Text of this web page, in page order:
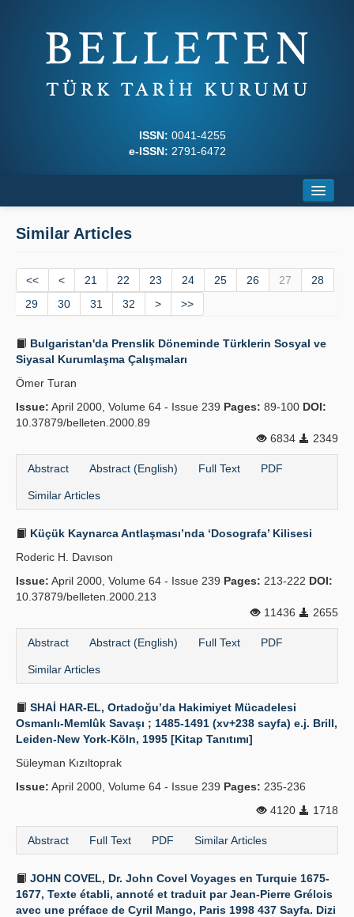
ISSN: 0041-4255
e-ISSN: 2791-6472
Journal Boards
Writing Rules
Principles
Guidelines
Similar Articles
<< < 21 22 23 24 25 26 27
28
29
30 31 32 > >>
Bulgaristan'da Prenslik Döneminde Türklerin Sosyal ve
Siyasal Kurumlaşma Çalışmaları
Ömer Turan
Issue: April 2000, Volume 64 - Issue 239 Pages: 89-100 DOI:
10.37879/belleten.2000.89
6834
2349
Abstract Abstract (English) Full Text PDF
Similar Articles
Küçük Kaynarca Antlaşması’nda ‘Dosografa’ Kilisesi
Roderic H. Davıson
Issue: April 2000, Volume 64 - Issue 239 Pages: 213-222 DOI:
10.37879/belleten.2000.213
11436
2655
Abstract Abstract (English) Full Text PDF
Similar Articles
SHAİ HAR-EL, Ortadoğu’da Hakimiyet Mücadelesi
Osmanlı-Memlûk Savaşı ; 1485-1491 (xv+238 sayfa) e.j. Brill,
Leiden-New York-Köln, 1995 [Kitap Tanıtımı]
Süleyman Kızıltoprak
Issue: April 2000, Volume 64 - Issue 239 Pages: 235-236
4120
1718
Abstract Full Text PDF Similar Articles
JOHN COVEL, Dr. John Covel Voyages en Turquie 1675-
1677, Texte établi, annoté et traduit par Jean-Pierre Grélois
avec une préface de Cyril Mango, Paris 1998 437 Sayfa. Dizi